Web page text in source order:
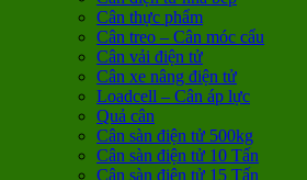
Cân thực phẩm
Cân treo – Cân móc cẩu
Cân vải điện tử
Cân xe nâng điện tử
Loadcell – Cân áp lực
Quả cân
Cân sàn điện tử 500kg
Cân sàn điện tử 10 Tấn
Cân sàn điện tử 15 Tấn